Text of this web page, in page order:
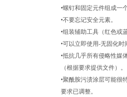
•螺钉和固定元件组成一
•不要忘记安全元素。
•组装辅助工具（红色或
•可以立即使用-无固化时
•抵抗几乎所有侵略性媒
（根据要求提供文件）。
•聚酰胺污渍涂层可能很
要求已调整。